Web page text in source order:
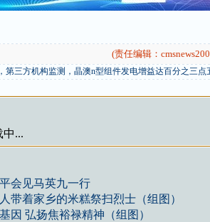
(责任编辑：
第三方机构监测，晶澳n型组件发电增益达百分之三点
...
会见马英九一行
带着家乡的米糕祭扫烈士（组图）
因 弘扬焦裕禄精神（组图）